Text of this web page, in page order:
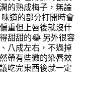
的熟成梅子，無論
道的部分打開時會
重但上唇後就沒什
甜甜的😂 另外很容
八成左右，不過掉
帶有些微的染唇效
吃完東西後就一定